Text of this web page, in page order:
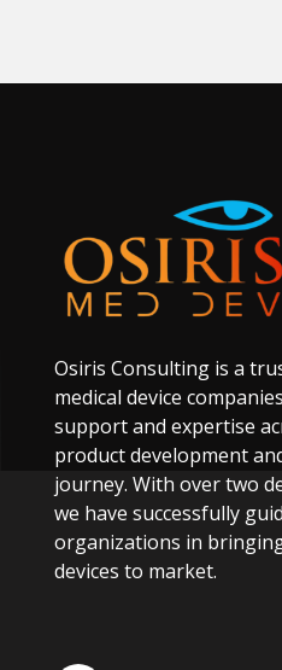
Osiris Consulting is a
medical device
supportand expertise
productdevelopment
journey. With overtwo
we have successfully
organizations in
devices to market.